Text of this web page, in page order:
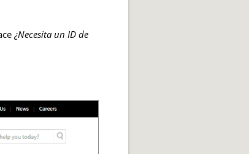
¿Necesita un ID de